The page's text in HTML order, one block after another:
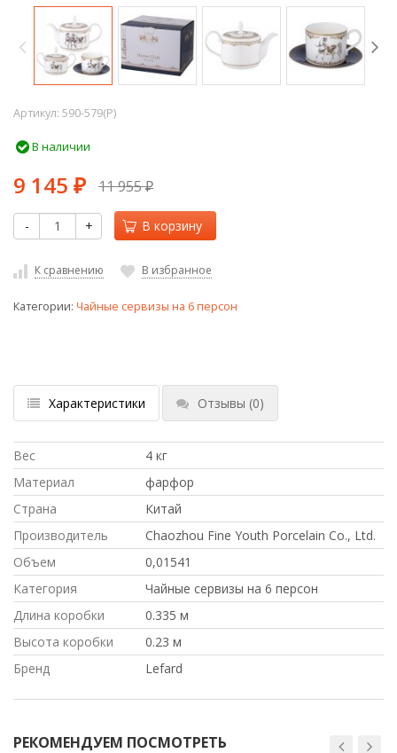
Артикул: 590-579(P)
В наличии
9 145 ₽ 11 955₽
- + В корзину
К сравнению В избранное
Категории: Чайные сервизы на 6 персон
Характеристики Отзывы (0)
Вес
4 кг
Материал
фарфор
Страна
Китай
Производитель
Chaozhou Fine Youth Porcelain Co., Ltd.
Объем
0,01541
Категория
Чайные сервизы на 6 персон
Длина коробки
0.335 м
Высота коробки
0.23 м
Бренд
Lefard
РЕКОМЕНДУЕМ ПОСМОТРЕТЬ